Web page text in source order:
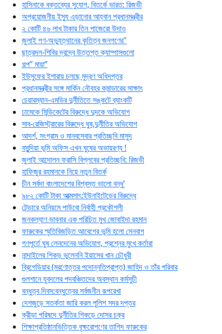
হাসিনাকে বক্তব্যের সুযোগ, বিতর্কে ভারত: রিজভী
অপ্রয়োজনীয় ইস্যু এড়ানোর আহ্বান প্রধানমন্ত্রীর
২ কোটি ৪৬ লাখ টাকার তিন পাজেরো উদাও
জুলাই গণ-অভ্যুত্থানের কৃতিত্ব জনগণের"
ছাত্রদল-শিবির দ্বন্দ্বে উত্তপ্ত ক্যাম্পাসগুলো
গল্প” মায়া”
ইউসুফের ইশারায় চলছে মুদ্রণ অধিদপ্তর
প্রধানমন্ত্রীর সঙ্গে মার্কিন নৌবহর কমান্ডারের সাক্ষাৎ
চেয়ারম্যান-এমডির দুর্নীতিতে সঙ্কটে ব্যাংকটি
ঢামেকে সিন্ডিকেটের বিরুদ্ধে দুদকে অভিযোগ
সাব-রেজিস্ট্রারের বিরুদ্ধে ঘুষ,দুর্নীতির অভিযোগ
আদর্শ, সংগ্রাম ও মানবসেবার প্রতিচ্ছবি মাসুদ
বসুন্দিয়া ভূমি অফিস এখন ঘুষের অভায়রণ্য !
জুলাই আন্দোলন ফরাসি বিপ্লবের প্রতিচ্ছবি: রিজভী
হাফিজুর রহমানকে নিয়ে নতুন বিতর্ক
চীন সর্বদা বাংলাদেশের বিশ্বস্ত ভালো বন্ধু’
৯৮২ কোটি টাকা আত্মসাৎ:ইউনাইটেডের বিরুদ্ধে
টেন্ডারে অনিয়মে পাউবো নির্বাহী প্রকৌশলী
জনকল্যাণ ভাবনার এক পরিচিত মুখ জোবাইদা রহমান
ফারুকের স্মৃতিবিজড়িত আবেগের ভূমি হলো সেনবাগ
গণপূর্তে ঘুষ লেনদেনের অভিযোগ, প্রশ্নের মুখে কর্তারা
নান্দাইলের শিকড় ভুলেননি ইয়াসের খান চৌধুরী
ব্রিগেডিয়ার (মরণোত্তর পদোন্নতিপ্রাপ্ত) জাহিদ ও তাঁর পরিবার
গুলশানে যুবদলের পদবঞ্চিতদের অবস্থান কর্মসুচী
বন্ধুত্ব দিবস:বন্ধুত্বের সর্বজনীন রূপরেখা
দেশজুড়ে সতর্কতা জারি করল পুলিশ সদর দপ্তর
ক্রীড়া পরিষদে দুর্নীতির শিকড়ে দোসর চক্র
শিক্ষাপ্রতিষ্ঠানভিত্তিক বৃক্ষরোপণের তাগিদ ফারুকের